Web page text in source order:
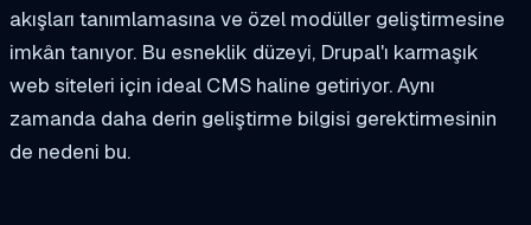
akışları tanımlamasına ve özel modüller geliştirmesine
imkân tanıyor. Bu esneklik düzeyi, Drupal'ı karmaşık
web siteleri için ideal CMS haline getiriyor. Aynı
zamanda daha derin geliştirme bilgisi gerektirmesinin
de nedeni bu.